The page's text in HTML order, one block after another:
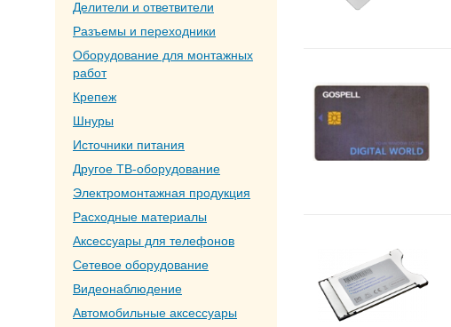
Делители и ответвители
Разъемы и переходники
Оборудование для монтажных
работ
Крепеж
Шнуры
Источники питания
Другое ТВ-оборудование
Электромонтажная продукция
Расходные материалы
Аксессуары для телефонов
Сетевое оборудование
Видеонаблюдение
Автомобильные аксессуары